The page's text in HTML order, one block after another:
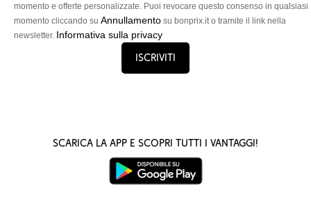
momento e offerte personalizzate. Puoi revocare questo consenso in qualsiasi
momento cliccando su Annullamento su bonprix.it o tramite il link nella
newsletter. Informativa sulla privacy
Iscriviti
Scarica la App e scopri tutti i vantaggi!